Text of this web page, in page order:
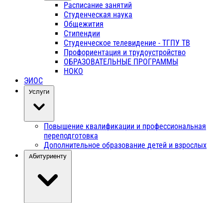
Расписание занятий
Студенческая наука
Общежития
Стипендии
Студенческое телевидение - ТГПУ ТВ
Профориентация и трудоустройство
ОБРАЗОВАТЕЛЬНЫЕ ПРОГРАММЫ
НОКО
ЭИОС
Услуги
Повышение квалификации и профессиональная
переподготовка
Дополнительное образование детей и взрослых
Абитуриенту